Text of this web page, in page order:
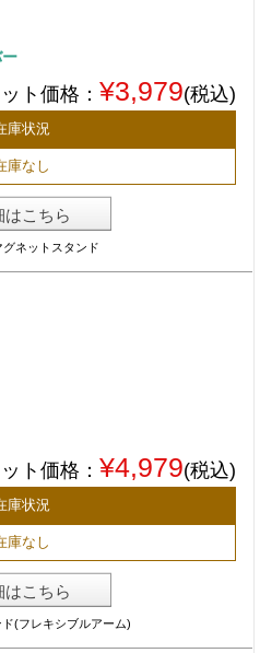
ト価格： ¥3,979(税込)
庫状況
庫なし
はこちら
ネットスタンド
ト価格： ¥4,979(税込)
庫状況
庫なし
はこちら
(フレキシブルアーム)